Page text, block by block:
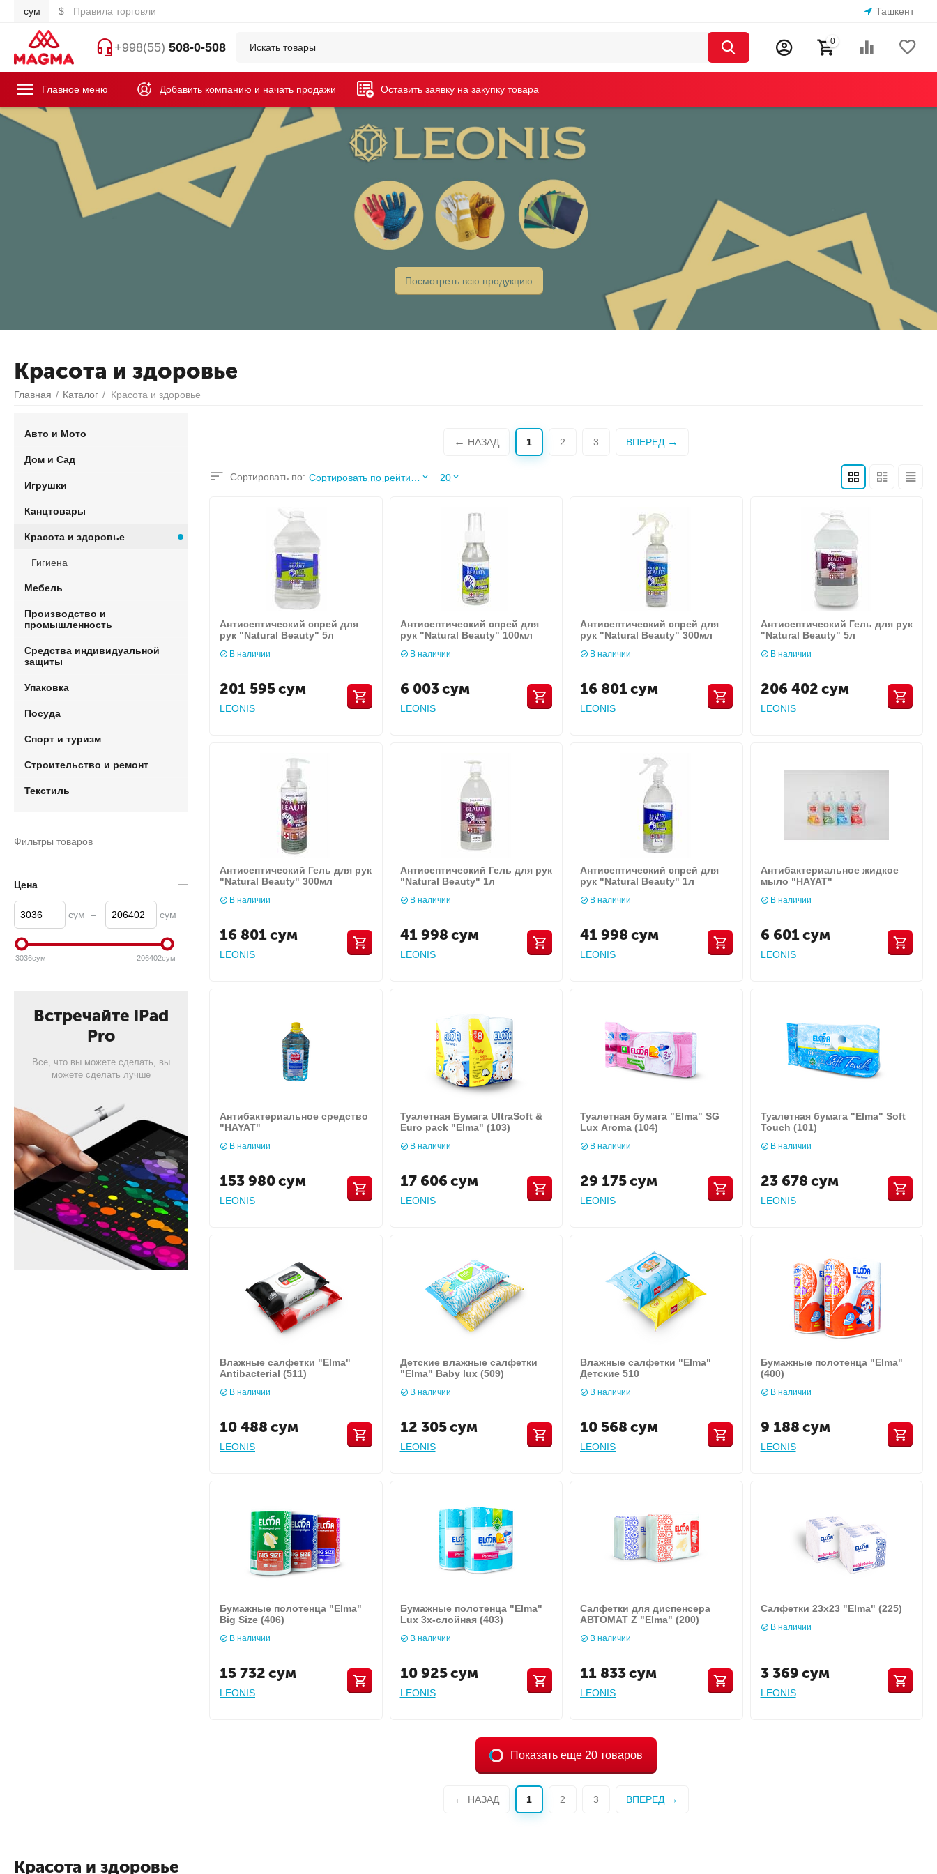
сум $ Правила торговли Ташкент
+998(55) 508-0-508 0
Главное меню Добавить компанию и начать продажи Оставить заявку на закупку товара
Посмотреть всю продукцию
Красота и здоровье
Главная / Каталог / Красота и здоровье
НАЗАД 1 2 3 ВПЕРЕД
Сортировать по: 20
Антисептический спрей для
рук "Natural Beauty" 5л
В наличии
201 595сум
LEONIS
Антисептический спрей для
рук "Natural Beauty" 100мл
В наличии
6 003сум
LEONIS
Антисептический спрей для
рук "Natural Beauty" 300мл
В наличии
16 801сум
LEONIS
Антисептический Гель для рук
"Natural Beauty" 5л
В наличии
206 402 сум
LEONIS
Антисептический Гель для рук
"Natural Beauty" 300мл
В наличии
16 801сум
LEONIS
Антисептический Гель для рук
"Natural Beauty" 1л
В наличии
41 998 сум
LEONIS
Антисептический спрей для
рук "Natural Beauty" 1л
В наличии
41 998 сум
LEONIS
Антибактериальное жидкое
мыло "HAYAT"
В наличии
6 601сум
LEONIS
Антибактериальное средство
"HAYAT"
В наличии
153 980сум
LEONIS
Туалетная Бумага UltraSoft &
Euro pack "Elma" (103)
В наличии
17 606 сум
LEONIS
Туалетная бумага "Elma" SG
Lux Аrоmа (104)
В наличии
29 175сум
LEONIS
Туалетная бумага "Elma" Soft
Touch (101)
В наличии
23 678 сум
LEONIS
Влажные салфетки "Elma"
Antibacterial (511)
В наличии
10 488 сум
LEONIS
Детские влажные салфетки
"Elma" Baby lux (509)
В наличии
12 305сум
LEONIS
Влажные салфетки "Elma"
Детские 510
В наличии
10 568 сум
LEONIS
Бумажные полотенца "Elma"
(400)
В наличии
9 188 сум
LEONIS
Бумажные полотенца "Еlma"
Big Size (406)
В наличии
15 732 сум
LEONIS
Бумажные полотенца "Elma"
Lux 3х-слойная (403)
В наличии
10 925сум
LEONIS
Салфетки для диспенсера
АВТОМАТ Z "Elma" (200)
В наличии
11 833сум
LEONIS
Салфетки 23х23 "Elma" (225)
В наличии
3 369 сум
LEONIS
Показать еще 20 товаров
НАЗАД 1 2 3 ВПЕРЕД
Авто и Мото
Дом и Сад
Игрушки
Канцтовары
Красота и здоровье
Гигиена
Мебель
Производство и
промышленность
Средства индивидуальной
защиты
Упаковка
Посуда
Спорт и туризм
Строительство и ремонт
Текстиль
Фильтры товаров
Цена
сум – сум
3036сум 206402сум
Встречайте iPad
Pro
Все, что вы можете сделать, вы
можете сделать лучше
Красота и здоровье